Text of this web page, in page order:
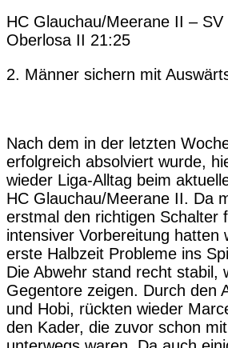
HC Glauchau/Meerane II – SV
Oberlosa II 21:25
2. Männer sichern mit
Nach dem in der letzten
erfolgreich absolviert wurde,
wieder Liga-Alltag beim
HC Glauchau/Meerane II. Da
erstmal den richtigen Schalter
intensiver Vorbereitung hatten
erste Halbzeit Probleme ins
Die Abwehr stand recht stabil,
Gegentore zeigen. Durch den
und Hobi, rückten wieder
den Kader, die zuvor schon